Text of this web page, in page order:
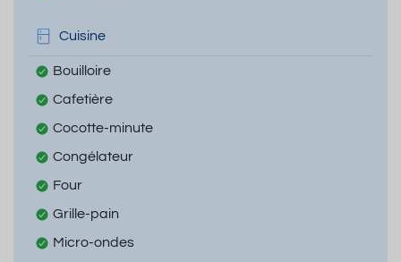
Cuisine
Bouilloire
Cafetière
Cocotte-minute
Congélateur
Four
Grille-pain
Micro-ondes